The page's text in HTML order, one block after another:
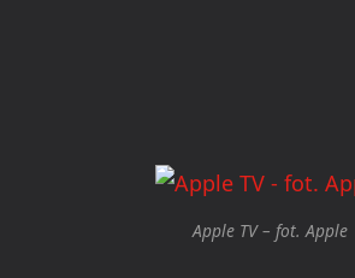
Apple TV – fot. Apple